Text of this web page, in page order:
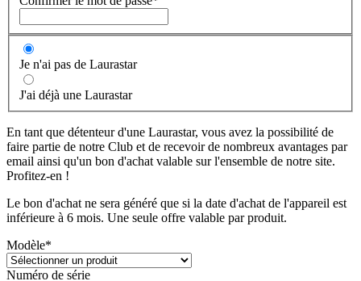
Je n'ai pas de Laurastar
J'ai déjà une Laurastar
En tant que détenteur d'une Laurastar, vous avez la possibilité de
faire partie de notre Club et de recevoir de nombreux avantages par
email ainsi qu'un bon d'achat valable sur l'ensemble de notre site.
Profitez-en !
Le bon d'achat ne sera généré que si la date d'achat de l'appareil est
inférieure à 6 mois. Une seule offre valable par produit.
Modèle*
Numéro de série